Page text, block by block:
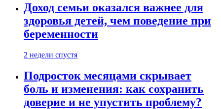
Доход семьи оказался важнее для
здоровья детей, чем поведение при
беременности
2 недели спустя
Подросток месяцами скрывает
боль и изменения: как сохранить
доверие и не упустить проблему?